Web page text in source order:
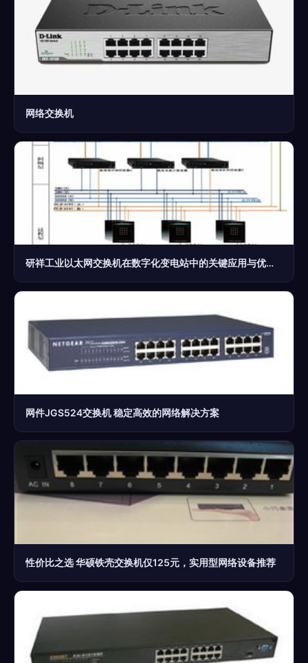
网络交换机
研祥工业以太网交换机在数字化变电站中的关键应用与优势分析
网件JGS524交换机 稳定高效的网络解决方案
性价比之选 华硕铁壳交换机仅125元，实用型网络设备推荐